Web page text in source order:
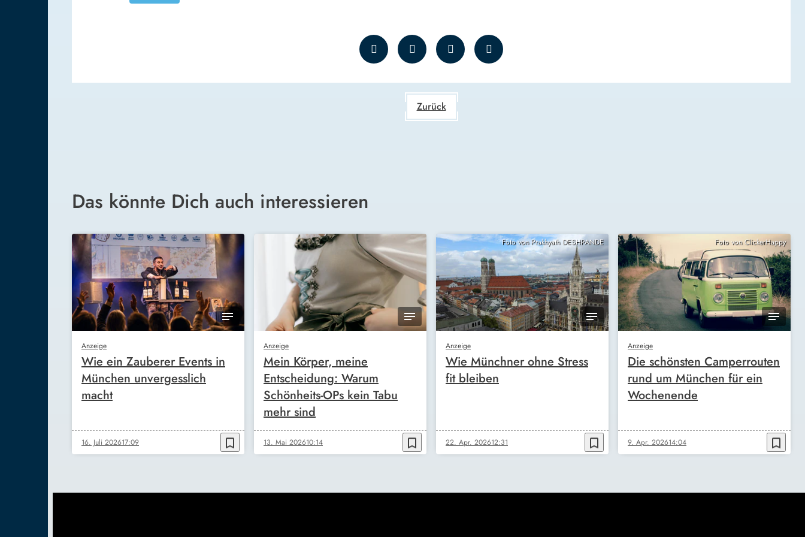
Zurück
Das könnte Dich auch interessieren
Anzeige
Wie ein Zauberer Events in
München unvergesslich
macht
16. Juli 202617:09 bookmark_border
Anzeige
Mein Körper, meine
Entscheidung: Warum
Schönheits-OPs kein Tabu
mehr sind
13. Mai 202610:14 bookmark_border
Foto von Prakhyath DESHPANDE
Anzeige
Wie Münchner ohne Stress
fit bleiben
22. Apr. 202612:31 bookmark_border
Foto von ClickerHappy
Anzeige
Die schönsten Camperrouten
rund um München für ein
Wochenende
9. Apr. 202614:04 bookmark_border